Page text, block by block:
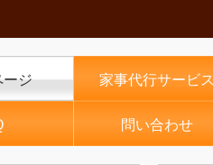
ージ 家事代行サービス
問い合わせ